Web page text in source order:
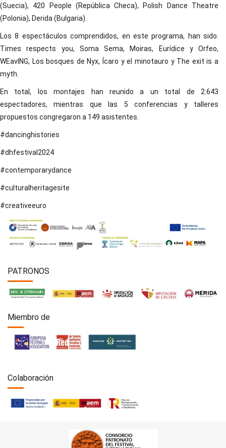
(Suecia), 420 People (República Checa), Polish Dance Theatre
(Polonia), Derida (Bulgaria).
Los 8 espectáculos comprendidos, en este programa, han sido:
Times respects you, Soma Sema, Moiras, Eurídice y Orfeo,
WEavING, Los bosques de Nyx, Ícaro y el minotauro y The exit is a
myth.
En total, los montajes han reunido a un total de 2.643
espectadores, mientras que las 5 conferencias y talleres
propuestos congregaron a 149 asistentes.
#dancinghistories
#dhfestival2024
#contemporarydance
#culturalheritagesite
#creativeeuro
PATRONOS
Miembro de
Colaboración